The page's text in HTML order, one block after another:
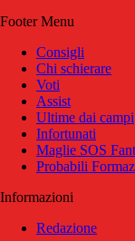
Footer Menu
Consigli
Chi schierare
Voti
Assist
Ultime dai campi
Infortunati
Maglie SOS
Probabili
Informazioni
Redazione